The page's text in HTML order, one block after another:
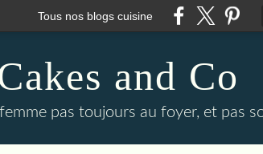
Tous nos blogs cuisine
and Co
pas toujours au foyer, et pas